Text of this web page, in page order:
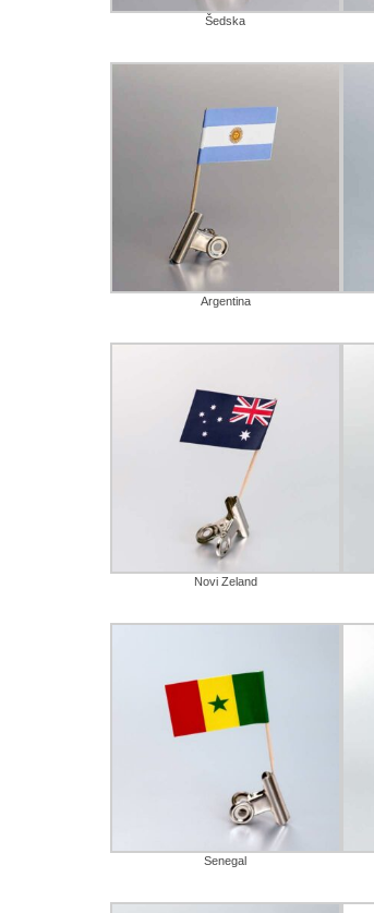
Šedska
Argentina
Novi Zeland
Senegal